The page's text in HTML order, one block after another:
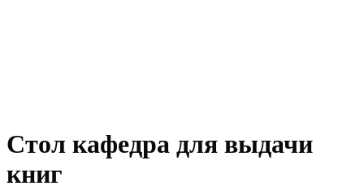
Стол кафедра для выдачи
книг